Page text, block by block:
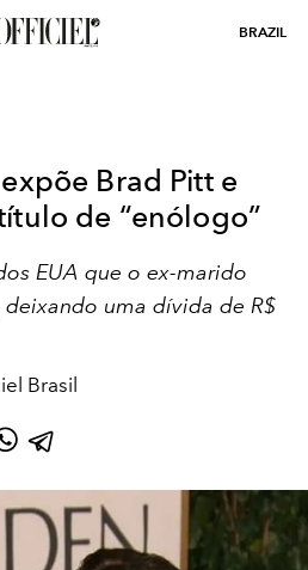
BRAZIL
Brad Pitt e
de “enólogo”
EUA que o ex-marido
deixando uma dívida de R$
Brasil